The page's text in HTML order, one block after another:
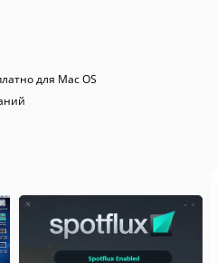
для Mac OS